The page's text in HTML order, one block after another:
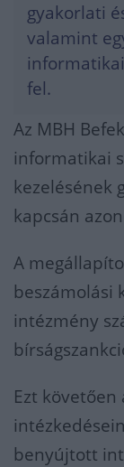
gyakorlati
valamint
fel.
Az MBH
informatikai
kezelésének
kapcsán
A
beszámolási
intézmény
Ezt
benyújtott